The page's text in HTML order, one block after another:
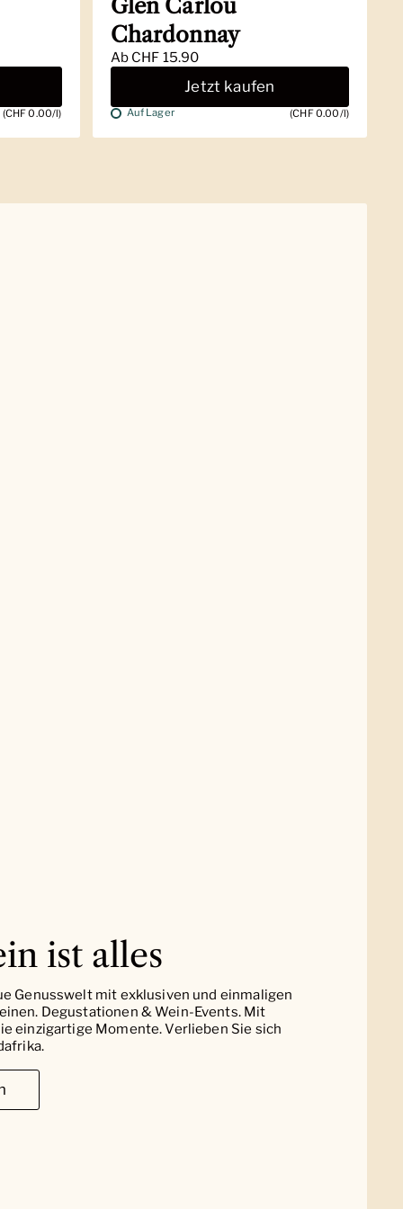
(CHF 0.00/l)
Glen Carlou
Chardonnay
Ab CHF 15.90
Jetzt kaufen
Auf Lager (CHF 0.00/l)
ist alles
Genusswelt mit exklusiven und einmaligen
Degustationen & Wein-Events. Mit
einzigartige Momente. Verlieben Sie sich